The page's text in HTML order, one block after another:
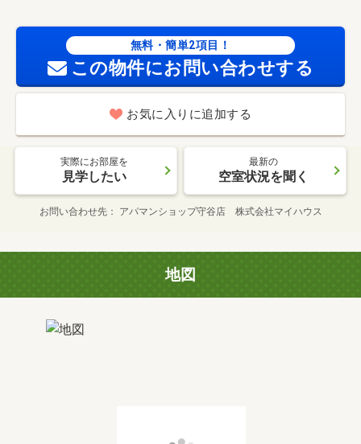
無料・簡単2項目！
この物件にお問い合わせする
お気に入りに追加する
実際にお部屋を
見学したい
最新の
空室状況を聞く
お問い合わせ先 アパマンショップ守谷店 株式会社マイハウス
地図